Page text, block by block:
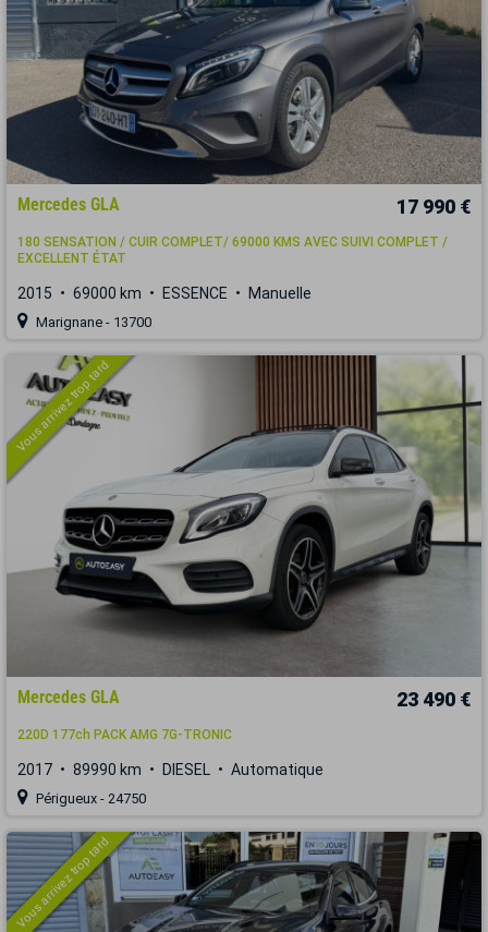
Mercedes GLA 17 990 €
180 SENSATION / CUIR COMPLET/ 69000 KMS AVEC SUIVI COMPLET /
EXCELLENT ÉTAT
2015 69000 km ESSENCE Manuelle
Marignane - 13700
Vous arrivez trop tard
Mercedes GLA 23 490 €
220D 177ch PACK AMG 7G-TRONIC
2017 89990 km DIESEL Automatique
Périgueux - 24750
Vous arrivez trop tard